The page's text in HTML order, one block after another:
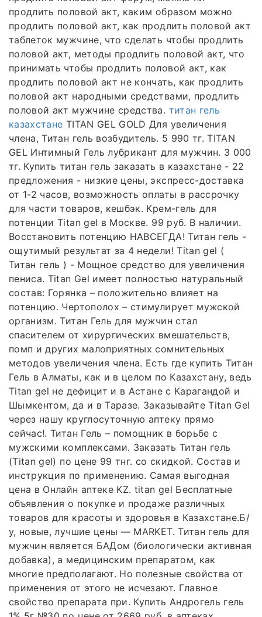
продлить половой акт, каким образом можно
продлить половой акт, как продлить половой акт
таблеток мужчине, что сделать чтобы продлить
половой акт, методы продлить половой акт, что
принимать чтобы продлить половой акт, как
продлить половой акт не кончать, как продлить
половой акт народными средствами, продлить
половой акт мужчине средства. титан гель
казахстане ‎TITAN GEL GOLD Для увеличения
члена, Титан гель возбудитель. 5 990 тг. TITAN
GEL Интимный Гель лубрикант для мужчин. 3 000
тг. Купить титан гель заказать в казахстане - 22
предложения - низкие цены, экспресс-доставка
от 1-2 часов, возможность оплаты в рассрочку
для части товаров, кешбэк. Крем-гель для
потенции Titan gel в Москве. 99 руб. В наличии.
Восстановить потенцию НАВСЕГДА! Титан гель -
ощутимый результат за 4 недели! Titan gel (
Титан гель ) - Мощное средство для увеличения
пениса. Titan Gel имеет полностью натуральный
состав: Горянка – положительно влияет на
потенцию. Чертополох – стимулирует мужской
организм. Титан Гель для мужчин стал
спасителем от хирургических вмешательств,
помп и других малоприятных сомнительных
методов увеличения члена. Есть где купить Титан
Гель в Алматы, как и в целом по Казахстану, ведь
Titan gel не дефицит и в Астане с Карагандой и
Шымкентом, да и в Таразе. Заказывайте Titan Gel
через нашу круглосуточную аптеку прямо
сейчас!. Титан Гель – помощник в борьбе с
мужскими комплексами. Заказать Титан гель
(Titan gel) по цене 99 тнг. со скидкой. Состав и
инструкция по применению. Самая выгодная
цена в Онлайн аптеке KZ. titan gel Бесплатные
объявления о покупке и продаже различных
товаров для красоты и здоровья в Казахстане.Б/
у, новые, лучшие цены — MARKET. Титан гель для
мужчин является БАДом (биологически активная
добавка), а медицинским препаратом, как
многие предполагают. Но полезные свойства от
применения от этого не исчезают. Главное
свойство препарата при. Купить Андрогель гель